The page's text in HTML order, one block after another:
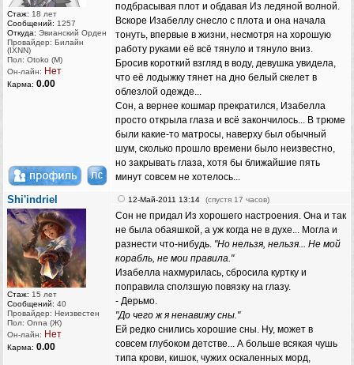
Стаж: 18 лет
Сообщений: 1257
Откуда: Эвианский Орден
Провайдер: Билайн
(IXNN)
Пол: Otoko (M)
Он-лайн: Нет
Карма: 0.00
подбрасывая плот и обдавая Из ледяной волной.
Вскоре Изабеллу снесло с плота и она начала
тонуть, впервые в жизни, несмотря на хорошую
работу руками её всё тянуло и тянуло вниз.
Бросив короткий взгляд в воду, девушка увидела,
что её лодыжку тянет на дно белый скелет в
облезлой одежде...
Сон, а вернее кошмар прекратился, Изабелла
просто открыла глаза и всё закончилось... В трюме
были какие-то матросы, наверху был обычный
шум, сколько прошло времени было неизвестно,
но закрывать глаза, хотя бы ближайшие пять
минут совсем не хотелось...
Shi'indriel
Стаж: 15 лет
Сообщений: 40
Провайдер: Неизвестен
Пол: Onna (Ж)
Он-лайн: Нет
Карма: 0.00
12-Май-2011 13:14 (спустя 17 часов)
Сон не придал Из хорошего настроения. Она и так
не была обаяшкой, а уж когда не в духе... Могла и
разнести что-нибудь. "Но нельзя, нельзя... Не мой
корабль, не мои правила."
Изабелла нахмурилась, сбросила куртку и
поправила сползшую повязку на глазу.
- Дерьмо.
"До чего ж я ненавижу сны."
Ей редко снились хорошие сны. Ну, может в
совсем глубоком детстве... А больше всякая чушь
типа крови, кишок, чужих оскаленных морд,